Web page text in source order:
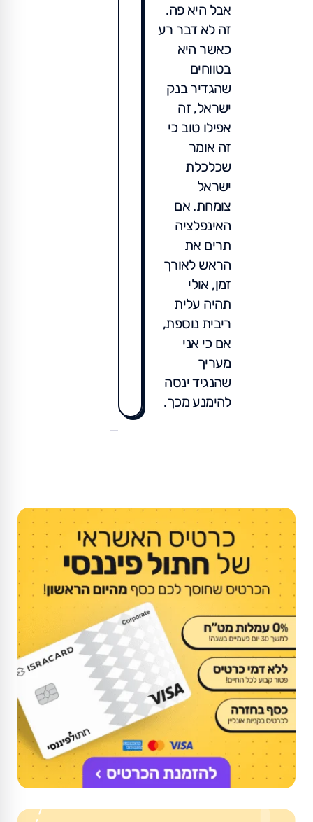
אבל היא פה.
זה לא דבר רע
כאשר היא
בטווחים
שהגדיר בנק
ישראל, זה
אפילו טוב כי
זה אומר
שכלכלת
ישראל
צומחת. אם
האינפלציה
תרים את
הראש לאורך
זמן, אולי
תהיה עלית
ריבית נוספת,
אם כי אני
מעריך
שהנגיד ינסה
להימנע מכך.